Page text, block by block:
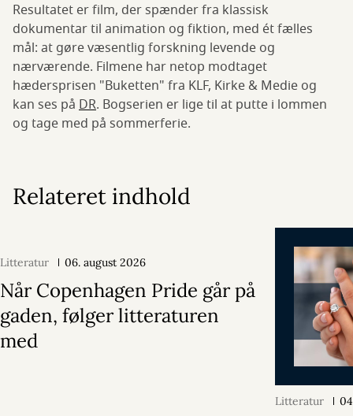
Resultatet er film, der spænder fra klassisk
dokumentar til animation og fiktion, med ét fælles
mål: at gøre væsentlig forskning levende og
nærværende. Filmene har netop modtaget
hædersprisen "Buketten" fra KLF, Kirke & Medie og
kan ses på DR. Bogserien er lige til at putte i lommen
og tage med på sommerferie.
Relateret indhold
Litteratur 06. august 2026
Når Copenhagen Pride går på
gaden, følger litteraturen
med
Litteratur